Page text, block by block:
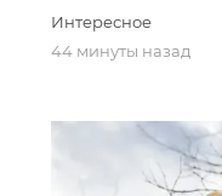
Интересное
44 минуты назад